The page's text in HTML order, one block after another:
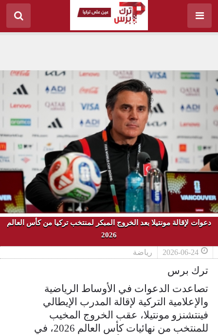
دعوات لإقالة مونتيلا بعد الخروج المبكر لمنتخب تركيا من كأس العالم
2026
2026-06-24 رياضة
ترك برس
تصاعدت الدعوات في الأوساط الرياضية
والإعلامية التركية لإقالة المدرب الإيطالي
فينتشنزو مونتيلا، عقب الخروج المخيب
للمنتخب من نهائيات كأس العالم 2026، في